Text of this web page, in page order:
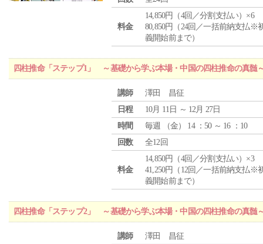
料金
14,850円（4回／分割支払い）×6
80,850円（24回／一括前納支払※
義開始前まで）
四柱推命「ステップ1」 ～基礎から学ぶ本場・中国の四柱推命の真髄
講師
澤田 昌征
日程
10月 11日 ～ 12月 27日
時間
毎週 （金） 14 ：50 ～ 16 ：10
回数
全12回
料金
14,850円（4回／分割支払い）×3
41,250円（12回／一括前納支払※
義開始前まで）
四柱推命「ステップ2」 ～基礎から学ぶ本場・中国の四柱推命の真髄
講師 澤田 昌征